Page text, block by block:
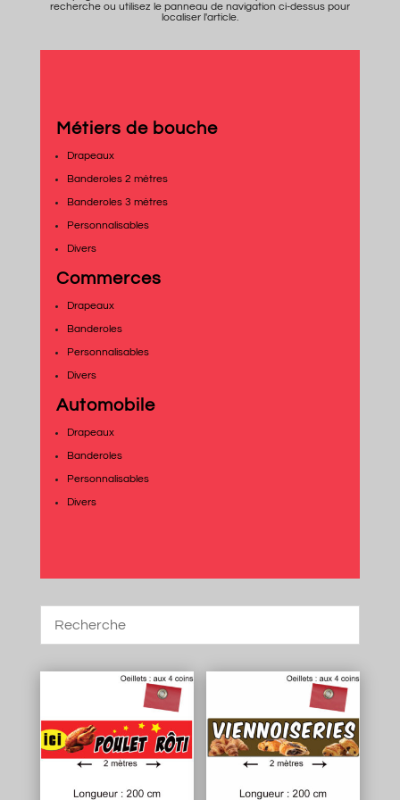
recherche ou utilisez le panneau de navigation ci-dessus pour
localiser l'article.
Métiers de bouche
Drapeaux
Banderoles 2 mètres
Banderoles 3 mètres
Personnalisables
Divers
Commerces
Drapeaux
Banderoles
Personnalisables
Divers
Automobile
Drapeaux
Banderoles
Personnalisables
Divers